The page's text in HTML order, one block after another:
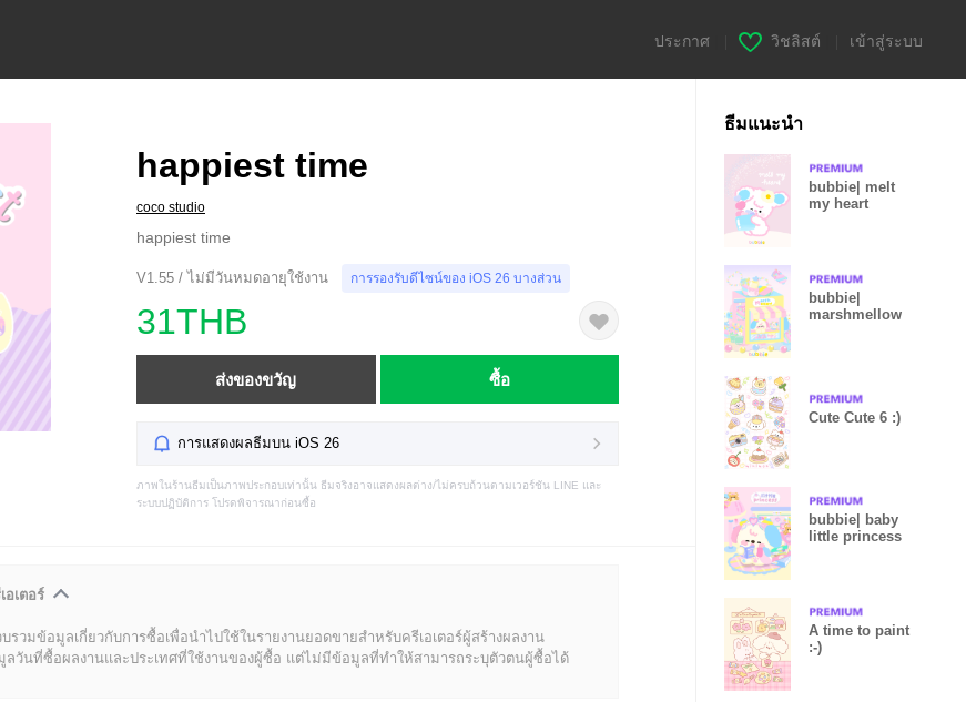
ประกาศ วิชลิสต์ เข้าสู่ระบบ
happiest time
coco studio
happiest time
V1.55 / ไม่มีวันหมดอายุใช้งาน การรองรับดีไซน์ของ iOS 26 บางส่วน
31THB
ส่งของขวัญ ซื้อ
การแสดงผลธีมบน iOS 26
ภาพในร้านธีมเป็นภาพประกอบเท่านั้น ธีมจริงอาจแสดงผลต่าง/ไม่ครบถ้วนตามเวอร์ชัน LINE และ
ระบบปฏิบัติการ โปรดพิจารณาก่อนซื้อ
เตอร์
บรวมข้อมูลเกี่ยวกับการซื้อเพื่อนำไปใช้ในรายงานยอดขายสำหรับครีเอเตอร์ผู้สร้างผลงาน
ลวันที่ซื้อผลงานและประเทศที่ใช้งานของผู้ซื้อ แต่ไม่มีข้อมูลที่ทำให้สามารถระบุตัวตนผู้ซื้อได้
ธีมแนะนำ
bubbie| melt
my heart
bubbie|
marshmellow
Cute Cute 6 :)
bubbie| baby
little princess
A time to paint
:-)